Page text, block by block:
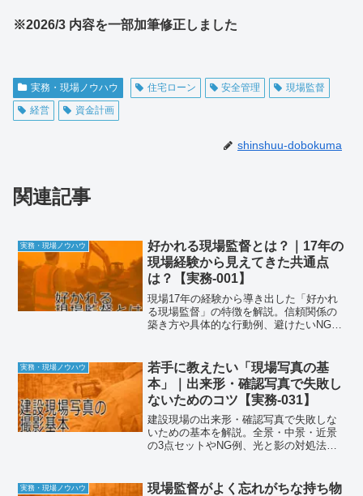
※2026/3 内容を一部加筆修正しました
実務・現場ノウハウ 住宅ローン 安全管理
現場監督
経営
資金計画
shinshuu-dobokuma
関連記事
実務・現場ノウハウ
好かれる現場監督とは？｜17年の
現場経験から見えてきた共通点
は？【実務-001】
現場17年の経験から導き出した「好かれ
る現場監督」の特徴を解説。信頼関係の
築き方や具体的な行動例、避けたいNG行
実務・現場ノウハウ
若手に教えたい「現場写真の基
本」｜出来形・確認写真で失敗し
ないためのコツ【実務-031】
建設現場の出来形・確認写真で失敗しな
いための基本を解説。全景・中景・近景
の3点セットやNG例、光と影の対処法な
実務・現場ノウハウ
現場監督がよく忘れがちな持ち物